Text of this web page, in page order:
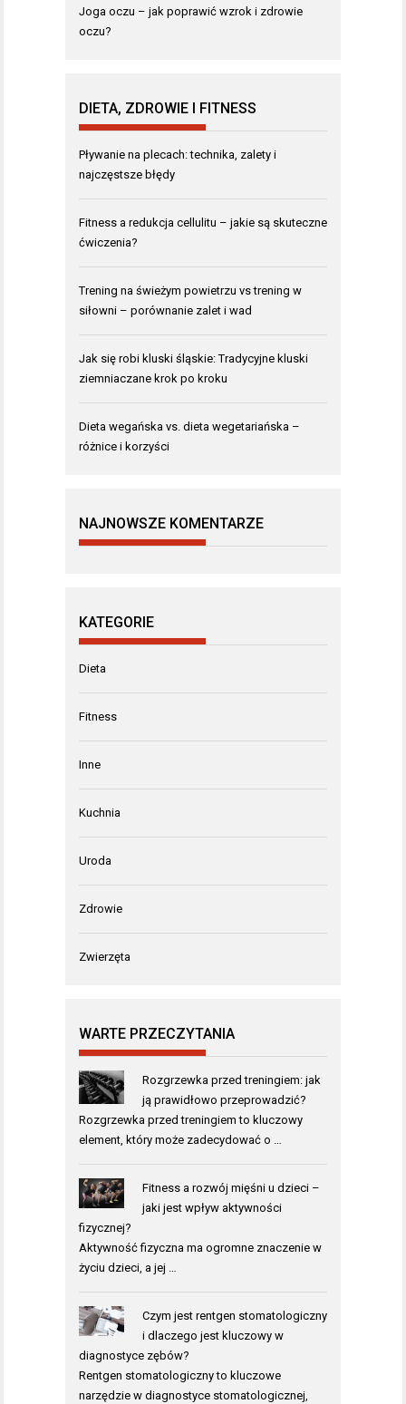
Joga oczu – jak poprawić wzrok i zdrowie
oczu?
DIETA, ZDROWIE I FITNESS
Pływanie na plecach: technika, zalety i
najczęstsze błędy
Fitness a redukcja cellulitu – jakie są skuteczne
ćwiczenia?
Trening na świeżym powietrzu vs trening w
siłowni – porównanie zalet i wad
Jak się robi kluski śląskie: Tradycyjne kluski
ziemniaczane krok po kroku
Dieta wegańska vs. dieta wegetariańska –
różnice i korzyści
NAJNOWSZE KOMENTARZE
KATEGORIE
Dieta
Fitness
Inne
Kuchnia
Uroda
Zdrowie
Zwierzęta
WARTE PRZECZYTANIA
Rozgrzewka przed treningiem: jak
ją prawidłowo przeprowadzić?
Rozgrzewka przed treningiem to kluczowy
element, który może zadecydować o …
Fitness a rozwój mięśni u dzieci –
jaki jest wpływ aktywności
fizycznej?
Aktywność fizyczna ma ogromne znaczenie w
życiu dzieci, a jej …
Czym jest rentgen stomatologiczny
i dlaczego jest kluczowy w
diagnostyce zębów?
Rentgen stomatologiczny to kluczowe
narzędzie w diagnostyce stomatologicznej,